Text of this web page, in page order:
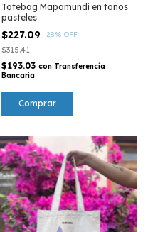
Totebag Mapamundi en tonos
pasteles
$227.09 -28% OFF
$315.41
$193.03 con Transferencia
Bancaria